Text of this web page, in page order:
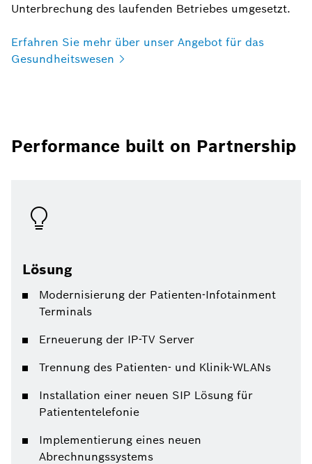
Unterbrechung des laufenden Betriebes umgesetzt.
Erfahren Sie mehr über unser Angebot für das
Gesundheitswesen
Performance built on Partnership
Lösung
Modernisierung der Patienten-Infotainment
Terminals
Erneuerung der IP-TV Server
Trennung des Patienten- und Klinik-WLANs
Installation einer neuen SIP Lösung für
Patiententelefonie
Implementierung eines neuen
Abrechnungssystems